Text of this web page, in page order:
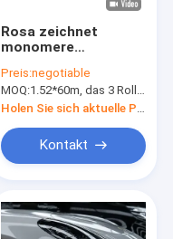
Rosa zeichnet
monomere
Rolls ISO SGS-
Zustimmung
Preis:negotiable
MOQ:1.52*60m, das 3 Rollen 1.52*20m bedeutet
Kontakt